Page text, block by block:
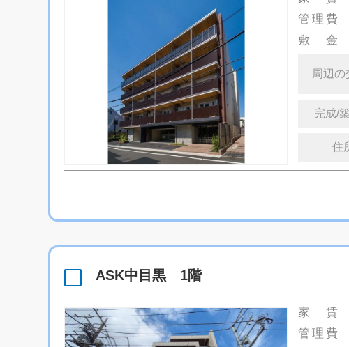
管理費
敷 金
周辺の
完成/
住
ASK中目黒 1階
家 賃
管理費